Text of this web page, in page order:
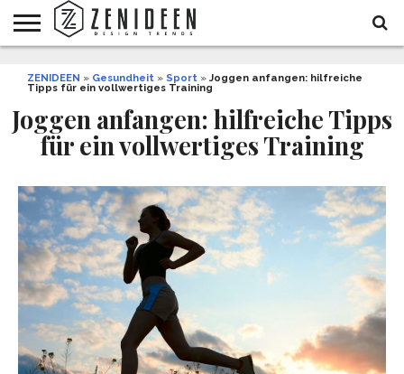
INNENDESIGN
ARCHITEKTUR
GARTEN
UND
LIFESTYLE
DEKO
&
DIY
STYLE
REZEPTE
GESUNDHEIT
WEIHNACHTEN
ZENIDEEN » Gesundheit » Sport » Joggen anfangen: hilfreiche
Tipps für ein vollwertiges Training
Joggen anfangen: hilfreiche Tipps
für ein vollwertiges Training